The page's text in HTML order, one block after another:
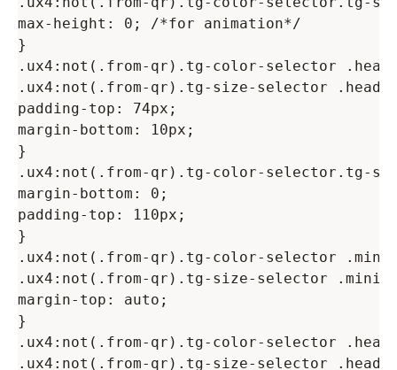
max-height: 0; /*for animation*/
}
.ux4:not(.from-qr).tg-color-selector
.ux4:not(.from-qr).tg-size-selector
padding-top: 74px;
margin-bottom: 10px;
}
.ux4:not(.from-qr).tg-color-selector.tg-
margin-bottom: 0;
padding-top: 110px;
}
.ux4:not(.from-qr).tg-color-selector
.ux4:not(.from-qr).tg-size-selector
margin-top: auto;
}
.ux4:not(.from-qr).tg-color-selector
.ux4:not(.from-qr).tg-size-selector